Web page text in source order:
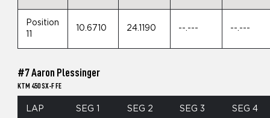
Position
11
10.6710 24.1190 --.--- --.---
#7 Aaron Plessinger
KTM 450 SX-F FE
LAP SEG 1 SEG 2 SEG 3 SEG 4